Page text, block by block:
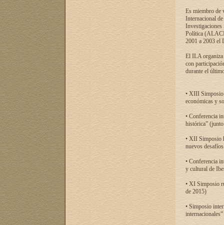
Es miembro de
Internacional
Investigaciones
Política
2001 a 2003 el
El ILA organiza
con
durante el
• XIII Simposio
económicas y
• Conferencia
histórica”
• XII Simposio
nuevos
• Conferencia
y cultural de
• XI Simposio
de 2015)
• Simposio